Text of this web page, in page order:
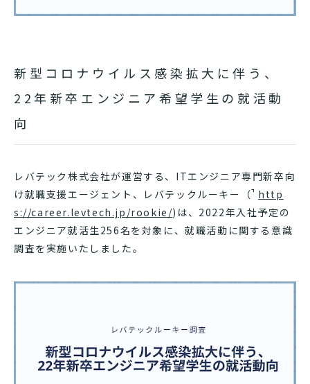
新型コロナウイルス感染拡大に伴う、
22年新卒エンジニア希望学生の就活動
向
レバテック株式会社が運営する、ITエンジニア専門新卒向
け就職支援エージェント、レバテックルーキー（ http
s://career.levtech.jp/rookie/)は、2022年入社予定の
エンジニア就活生256名を対象に、就職活動に関する意識
調査を実施いたしました。